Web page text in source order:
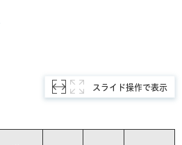
スライド操作で表示